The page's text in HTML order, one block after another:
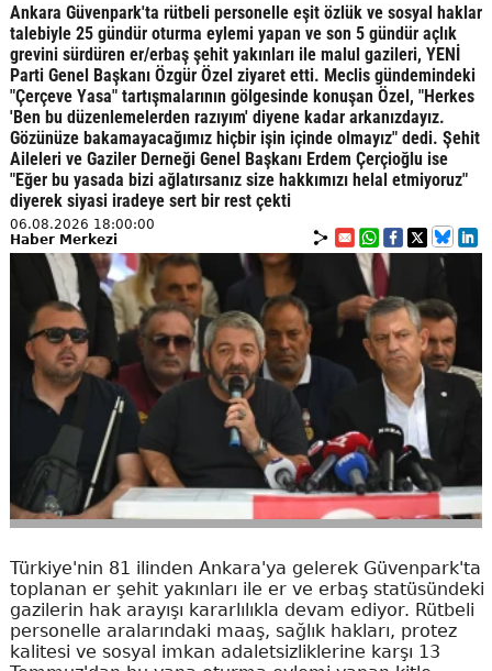
Ankara Güvenpark'ta rütbeli personelle eşit özlük ve sosyal haklar
talebiyle 25 gündür oturma eylemi yapan ve son 5 gündür açlık
grevini sürdüren er/erbaş şehit yakınları ile malul gazileri, YENİ
Parti Genel Başkanı Özgür Özel ziyaret etti. Meclis gündemindeki
"Çerçeve Yasa" tartışmalarının gölgesinde konuşan Özel, "Herkes
'Ben bu düzenlemelerden razıyım' diyene kadar arkanızdayız.
Gözünüze bakamayacağımız hiçbir işin içinde olmayız" dedi. Şehit
Aileleri ve Gaziler Derneği Genel Başkanı Erdem Çerçioğlu ise
"Eğer bu yasada bizi ağlatırsanız size hakkımızı helal etmiyoruz"
diyerek siyasi iradeye sert bir rest çekti
06.08.2026 18:00:00
Haber Merkezi
Türkiye'nin 81 ilinden Ankara'ya gelerek Güvenpark'ta
toplanan er şehit yakınları ile er ve erbaş statüsündeki
gazilerin hak arayışı kararlılıkla devam ediyor. Rütbeli
personelle aralarındaki maaş, sağlık hakları, protez
kalitesi ve sosyal imkan adaletsizliklerine karşı 13